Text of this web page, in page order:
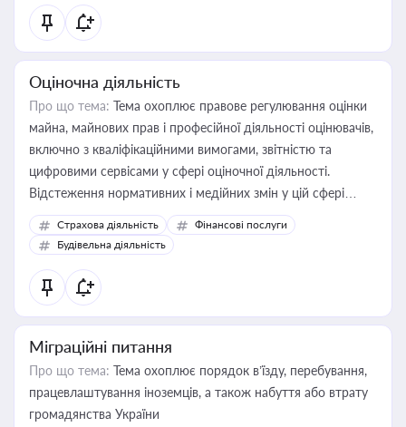
Оціночна діяльність
Про що тема: Тема охоплює правове регулювання оцінки
майна, майнових прав і професійної діяльності оцінювачів,
включно з кваліфікаційними вимогами, звітністю та
цифровими сервісами у сфері оціночної діяльності.
Відстеження нормативних і медійних змін у цій сфері
корисне для власника бізнесу, керівника, юриста або
бухгалтера під час оподаткування, приватизації, оренди
державного майна, корпоративних угод і перевірки
статусу суб'єктів оціночної діяльності
Страхова діяльність
Фінансові послуги
Будівельна діяльність
Міграційні питання
Про що тема: Тема охоплює порядок в’їзду, перебування,
працевлаштування іноземців, а також набуття або втрату
громадянства України